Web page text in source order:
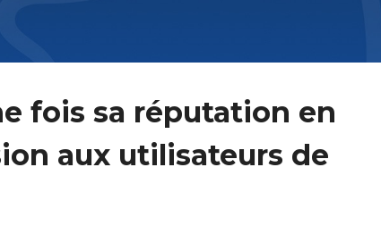
fois sa réputation en
aux utilisateurs de